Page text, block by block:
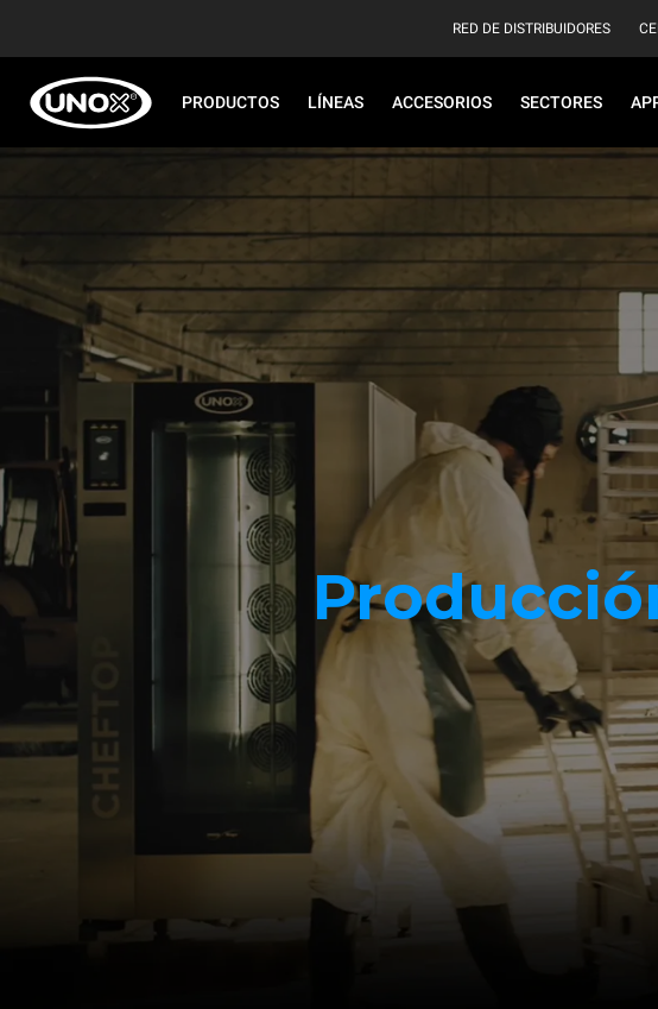
RED DE DISTRIBUIDORES
PRODUCTOS LÍNEAS ACCESORIOS SECTORES